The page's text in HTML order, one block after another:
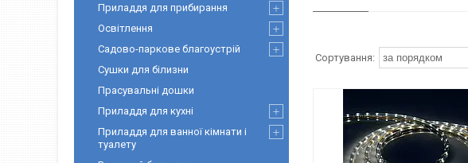
Приладдя для прибирання
Освітлення
Садово-паркове благоустрій
Сушки для білизни
Прасувальні дошки
Приладдя для кухні
Приладдя для ванної кімнати і
туалету